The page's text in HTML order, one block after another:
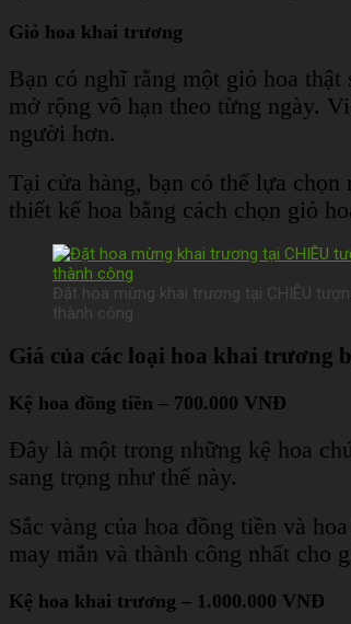
Giỏ hoa khai trương
Bạn có nghĩ rằng một giỏ hoa
mở rộng vô hạn theo từng ngày.
người hơn.
Tại cửa hàng, bạn có thể lựa
thiết kế hoa bằng cách chọn giỏ
Đặt hoa mừng khai trương tại CHIÊU
thành công
Giá của các loại hoa khai trương
Kệ hoa đồng tiền – 700.000 VNĐ
Đây là một trong những kệ hoa
sang trọng như thế này.
Sắc vàng của hoa đồng tiền và
may mắn và thành công nhất cho
Kệ hoa khai trương – 1.000.000 VNĐ